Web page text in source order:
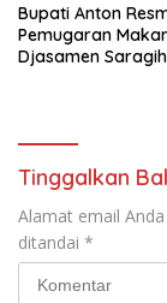
Bupati Anton
Pemugaran
Djasamen
Tinggalkan
Alamat email
ditandai *